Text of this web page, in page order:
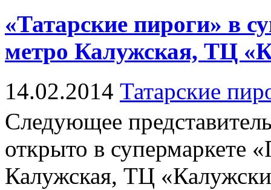
«Татарские пироги» в
метро Калужская, ТЦ
14.02.2014 Татарские
Следующее
открыто в супермаркете
Калужская, ТЦ